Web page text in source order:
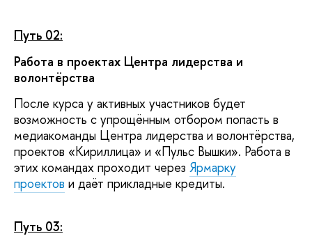
Путь 02:
Работа в проектах Центра лидерства и
волонтёрства
После курса у активных участников будет
возможность с упрощённым отбором попасть в
медиакоманды Центра лидерства и волонтёрства,
проектов «Кириллица» и «Пульс Вышки». Работа в
этих командах проходит через Ярмарку
проектов и даёт прикладные кредиты.
Путь 03: